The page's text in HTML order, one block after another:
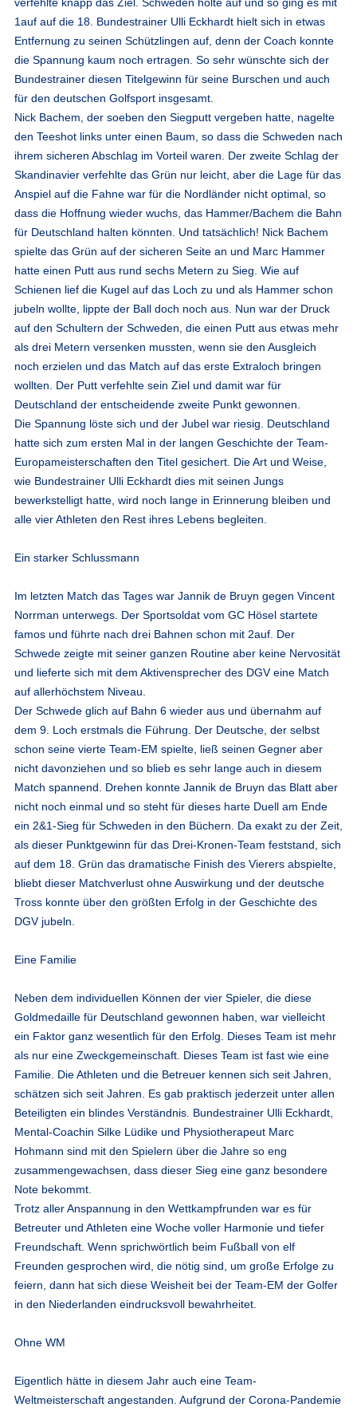
1auf auf die 18. Bundestrainer Ulli Eckhardt hielt sich in etwas
Entfernung zu seinen Schützlingen auf, denn der Coach konnte
die Spannung kaum noch ertragen. So sehr wünschte sich der
Bundestrainer diesen Titelgewinn für seine Burschen und auch
für den deutschen Golfsport insgesamt.
Nick Bachem, der soeben den Siegputt vergeben hatte, nagelte
den Teeshot links unter einen Baum, so dass die Schweden nach
ihrem sicheren Abschlag im Vorteil waren. Der zweite Schlag der
Skandinavier verfehlte das Grün nur leicht, aber die Lage für das
Anspiel auf die Fahne war für die Nordländer nicht optimal, so
dass die Hoffnung wieder wuchs, das Hammer/Bachem die Bahn
für Deutschland halten könnten. Und tatsächlich! Nick Bachem
spielte das Grün auf der sicheren Seite an und Marc Hammer
hatte einen Putt aus rund sechs Metern zu Sieg. Wie auf
Schienen lief die Kugel auf das Loch zu und als Hammer schon
jubeln wollte, lippte der Ball doch noch aus. Nun war der Druck
auf den Schultern der Schweden, die einen Putt aus etwas mehr
als drei Metern versenken mussten, wenn sie den Ausgleich
noch erzielen und das Match auf das erste Extraloch bringen
wollten. Der Putt verfehlte sein Ziel und damit war für
Deutschland der entscheidende zweite Punkt gewonnen.
Die Spannung löste sich und der Jubel war riesig. Deutschland
hatte sich zum ersten Mal in der langen Geschichte der Team-
Europameisterschaften den Titel gesichert. Die Art und Weise,
wie Bundestrainer Ulli Eckhardt dies mit seinen Jungs
bewerkstelligt hatte, wird noch lange in Erinnerung bleiben und
alle vier Athleten den Rest ihres Lebens begleiten.
Ein starker Schlussmann
Im letzten Match das Tages war Jannik de Bruyn gegen Vincent
Norrman unterwegs. Der Sportsoldat vom GC Hösel startete
famos und führte nach drei Bahnen schon mit 2auf. Der
Schwede zeigte mit seiner ganzen Routine aber keine Nervosität
und lieferte sich mit dem Aktivensprecher des DGV eine Match
auf allerhöchstem Niveau.
Der Schwede glich auf Bahn 6 wieder aus und übernahm auf
dem 9. Loch erstmals die Führung. Der Deutsche, der selbst
schon seine vierte Team-EM spielte, ließ seinen Gegner aber
nicht davonziehen und so blieb es sehr lange auch in diesem
Match spannend. Drehen konnte Jannik de Bruyn das Blatt aber
nicht noch einmal und so steht für dieses harte Duell am Ende
ein 2&1-Sieg für Schweden in den Büchern. Da exakt zu der Zeit,
als dieser Punktgewinn für das Drei-Kronen-Team feststand, sich
auf dem 18. Grün das dramatische Finish des Vierers abspielte,
bliebt dieser Matchverlust ohne Auswirkung und der deutsche
Tross konnte über den größten Erfolg in der Geschichte des
DGV jubeln.
Eine Familie
Neben dem individuellen Können der vier Spieler, die diese
Goldmedaille für Deutschland gewonnen haben, war vielleicht
ein Faktor ganz wesentlich für den Erfolg. Dieses Team ist mehr
als nur eine Zweckgemeinschaft. Dieses Team ist fast wie eine
Familie. Die Athleten und die Betreuer kennen sich seit Jahren,
schätzen sich seit Jahren. Es gab praktisch jederzeit unter allen
Beteiligten ein blindes Verständnis. Bundestrainer Ulli Eckhardt,
Mental-Coachin Silke Lüdike und Physiotherapeut Marc
Hohmann sind mit den Spielern über die Jahre so eng
zusammengewachsen, dass dieser Sieg eine ganz besondere
Note bekommt.
Trotz aller Anspannung in den Wettkampfrunden war es für
Betreuter und Athleten eine Woche voller Harmonie und tiefer
Freundschaft. Wenn sprichwörtlich beim Fußball von elf
Freunden gesprochen wird, die nötig sind, um große Erfolge zu
feiern, dann hat sich diese Weisheit bei der Team-EM der Golfer
in den Niederlanden eindrucksvoll bewahrheitet.
Ohne WM
Eigentlich hätte in diesem Jahr auch eine Team-
Weltmeisterschaft angestanden. Aufgrund der Corona-Pandemie